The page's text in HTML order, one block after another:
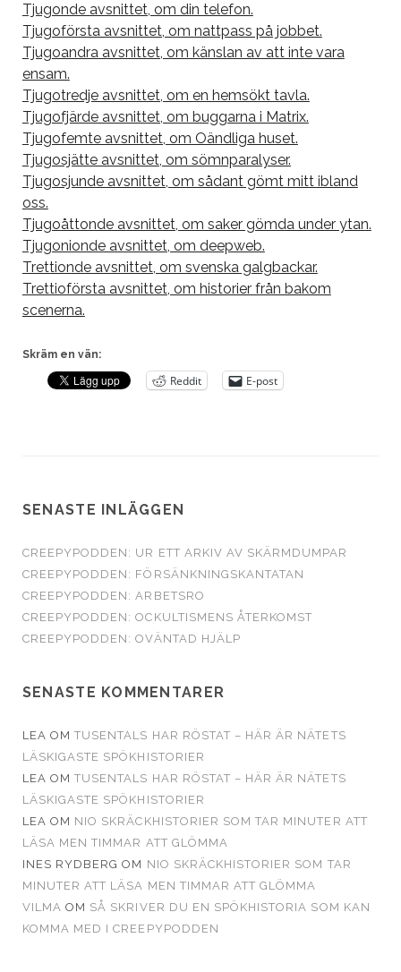
Tjugonde avsnittet, om din telefon.
Tjugoförsta avsnittet, om nattpass på jobbet.
Tjugoandra avsnittet, om känslan av att inte vara
ensam.
Tjugotredje avsnittet, om en hemsökt tavla.
Tjugofjärde avsnittet, om buggarna i Matrix.
Tjugofemte avsnittet, om Oändliga huset.
Tjugosjätte avsnittet, om sömnparalyser.
Tjugosjunde avsnittet, om sådant gömt mitt ibland
oss.
Tjugoåttonde avsnittet, om saker gömda under ytan.
Tjugonionde avsnittet, om deepweb.
Trettionde avsnittet, om svenska galgbackar.
Trettioförsta avsnittet, om historier från bakom
scenerna.
Skräm en vän:
Reddit E-post
SENASTE INLÄGGEN
CREEPYPODDEN: UR ETT ARKIV AV SKÄRMDUMPAR
CREEPYPODDEN: FÖRSÄNKNINGSKANTATAN
CREEPYPODDEN: ARBETSRO
CREEPYPODDEN: OCKULTISMENS ÅTERKOMST
CREEPYPODDEN: OVÄNTAD HJÄLP
SENASTE KOMMENTARER
LEA OMTUSENTALS HAR RÖSTAT – HÄR ÄR NÄTETS
LÄSKIGASTE SPÖKHISTORIER
LEA OMTUSENTALS HAR RÖSTAT – HÄR ÄR NÄTETS
LÄSKIGASTE SPÖKHISTORIER
LEA OM NIO SKRÄCKHISTORIER SOM TAR MINUTER ATT
LÄSA MEN TIMMAR ATT GLÖMMA
INES RYDBERG OM NIO SKRÄCKHISTORIER SOM TAR
MINUTER ATT LÄSA MEN TIMMAR ATT GLÖMMA
VILMA OM SÅ SKRIVER DU EN SPÖKHISTORIA SOM KAN
KOMMA MED I CREEPYPODDEN